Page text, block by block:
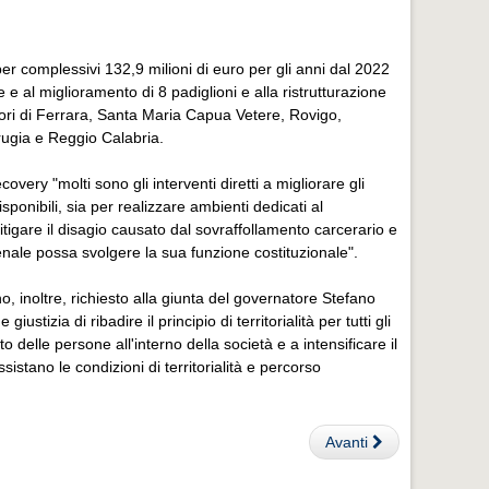
complessivi 132,9 milioni di euro per gli anni dal 2022
e al miglioramento di 8 padiglioni e alla ristrutturazione
di Ferrara, Santa Maria Capua Vetere, Rovigo,
e Reggio Calabria.
"molti sono gli interventi diretti a migliorare gli
sia per realizzare ambienti dedicati al
il disagio causato dal sovraffollamento carcerario e
possa svolgere la sua funzione costituzionale".
inoltre, richiesto alla giunta del governatore Stefano
giustizia di ribadire il principio di territorialità per tutti gli
delle persone all'interno della società e a intensificare il
le condizioni di territorialità e percorso
Avanti